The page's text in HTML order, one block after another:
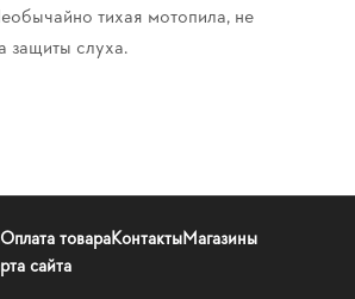
тихая мотопила, не
защиты слуха.
Оплата товараКонтактыМагазины
сайта